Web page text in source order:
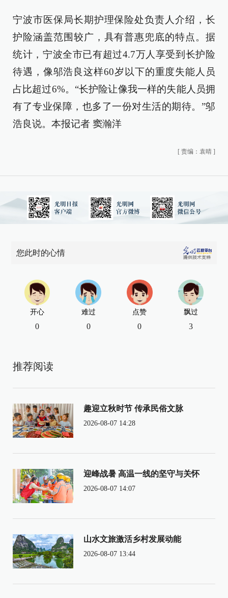
宁波市医保局长期护理保险处负责人介绍，长
护险涵盖范围较广，具有普惠兜底的特点。据
统计，宁波全市已有超过4.7万人享受到长护险
待遇，像邬浩良这样60岁以下的重度失能人员
占比超过6%。“长护险让像我一样的失能人员拥
有了专业保障，也多了一份对生活的期待。”邬
浩良说。本报记者 窦瀚洋
[ 责编：袁晴 ]
您此时的心情
开心
0
难过
0
点赞
0
飘过
3
推荐阅读
趣迎立秋时节 传承民俗文脉
2026-08-07 14:28
迎峰战暑 高温一线的坚守与关怀
2026-08-07 14:07
山水文旅激活乡村发展动能
2026-08-07 13:44